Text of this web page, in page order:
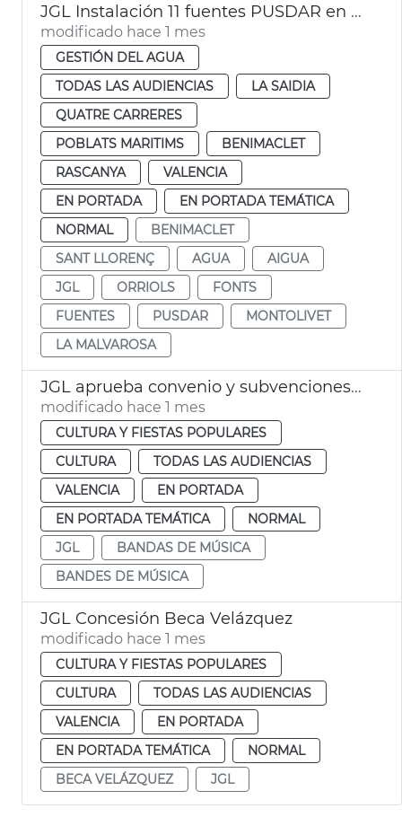
JGL Instalación 11 fuentes PUSDAR en València
modificado hace 1 mes
GESTIÓN DEL AGUA
TODAS LAS AUDIENCIAS
LA SAIDIA
QUATRE CARRERES
POBLATS MARITIMS
BENIMACLET
RASCANYA
VALENCIA
EN PORTADA
EN PORTADA TEMÁTICA
NORMAL
BENIMACLET
SANT LLORENÇ
AGUA
AIGUA
JGL
ORRIOLS
FONTS
FUENTES
PUSDAR
MONTOLIVET
LA MALVAROSA
JGL aprueba convenio y subvenciones a bandas de música València
modificado hace 1 mes
CULTURA Y FIESTAS POPULARES
CULTURA
TODAS LAS AUDIENCIAS
VALENCIA
EN PORTADA
EN PORTADA TEMÁTICA
NORMAL
JGL
BANDAS DE MÚSICA
BANDES DE MÚSICA
JGL Concesión Beca Velázquez
modificado hace 1 mes
CULTURA Y FIESTAS POPULARES
CULTURA
TODAS LAS AUDIENCIAS
VALENCIA
EN PORTADA
EN PORTADA TEMÁTICA
NORMAL
BECA VELÁZQUEZ
JGL